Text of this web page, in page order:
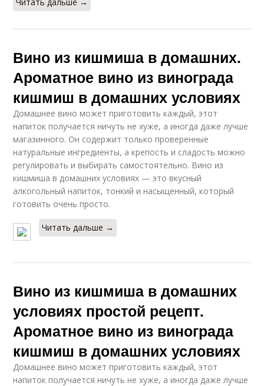
Вино из кишмиша в домашних.
Ароматное вино из винограда
кишмиш в домашних условиях
Домашнее вино может приготовить каждый, этот
напиток получается ничуть не хуже, а иногда даже лучше
магазинного. Он содержит только проверенные
натуральные ингредиенты, а крепость и сладость можно
регулировать и выбирать самостоятельно. Вино из
кишмиша в домашних условиях — это вкусный
алкогольный напиток, тонкий и насыщенный, который
готовить очень просто.
Читать дальше →
Вино из кишмиша в домашних
условиях простой рецепт.
Ароматное вино из винограда
кишмиш в домашних условиях
Домашнее вино может приготовить каждый, этот
напиток получается ничуть не хуже, а иногда даже лучше